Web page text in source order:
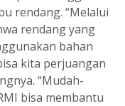
rendang. “Melalui
rendang yang
bahan
kita perjuangan
“Mudah-
bisa membantu